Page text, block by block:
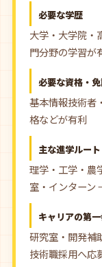
必要な学歴
大学・大学院・
門分野の学習が
必要な資格・
基本情報技術者
格などが有利
主な進学ルート
理学・工学・農
室・インター
キャリアの第
研究室・開発補
技術職採用へ応